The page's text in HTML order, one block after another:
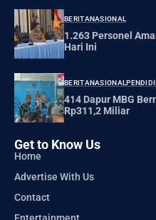
BERITANASIONAL
1.263 Personel
Hari Ini
BERITANASIONAL
414 Dapur MBG
Rp311,2 Miliar
Get to Know Us
Home
Advertise With Us
Contact
Entertainment